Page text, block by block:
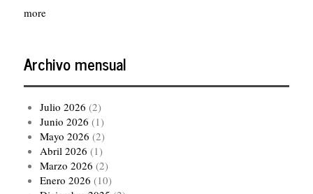
more
Archivo mensual
Julio 2026 (2)
Junio 2026 (1)
Mayo 2026 (2)
Abril 2026 (1)
Marzo 2026 (2)
Enero 2026 (10)